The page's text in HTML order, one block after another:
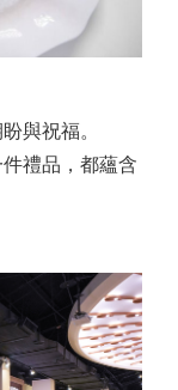
與祝福。
禮品，都蘊含